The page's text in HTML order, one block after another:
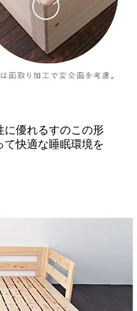
に優れるすのこの形
て快適な睡眠環境を